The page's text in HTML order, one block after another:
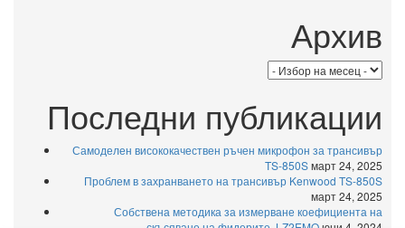
Архив
Архив
Последни публикации
Самоделен висококачествен ръчен микрофон за трансивър
TS-850Sмарт 24, 2025
Проблем в захранването на трансивър Kenwood TS-850S
март 24, 2025
Собствена методика за измерване коефициента на